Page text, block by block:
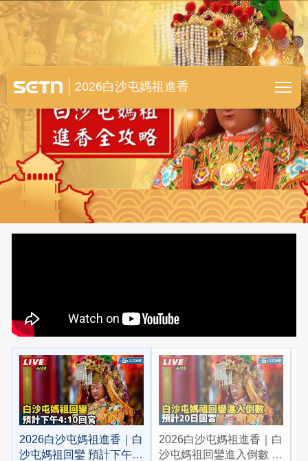
白沙屯媽祖進香全紀錄
2026白沙屯媽祖進香
2026白沙屯媽祖進香｜白
沙屯媽祖回鑾 預計下午
2026白沙屯媽祖進香｜白
沙屯媽祖回鑾進入倒數 預